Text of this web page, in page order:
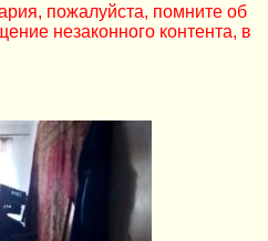
пожалуйста, помните об
незаконного контента, в